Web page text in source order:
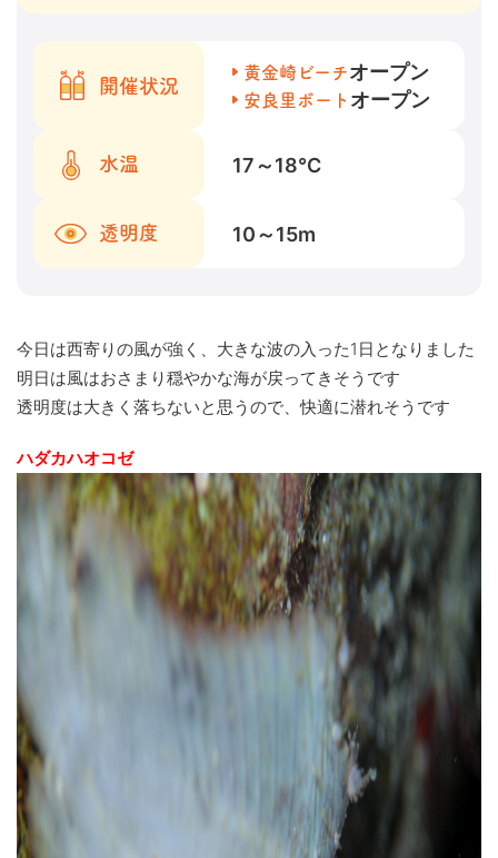
開催状況
黄金崎ビーチオープン
安良里ボート オープン
水温 17～18℃
透明度 10～15m
今日は西寄りの風が強く、大きな波の入った1日となりました
明日は風はおさまり穏やかな海が戻ってきそうです
透明度は大きく落ちないと思うので、快適に潜れそうです
ハダカハオコゼ